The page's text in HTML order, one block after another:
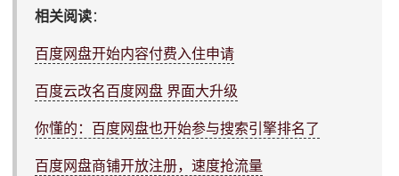
相关阅读：
百度网盘开始内容付费入住申请
百度云改名百度网盘 界面大升级
你懂的：百度网盘也开始参与搜索引擎排名了
百度网盘商铺开放注册，速度抢流量